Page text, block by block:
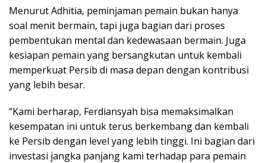
Menurut Adhitia, peminjaman pemain bukan hanya
soal menit bermain, tapi juga bagian dari proses
pembentukan mental dan kedewasaan bermain. Juga
kesiapan pemain yang bersangkutan untuk kembali
memperkuat Persib di masa depan dengan kontribusi
yang lebih besar.
“Kami berharap, Ferdiansyah bisa memaksimalkan
kesempatan ini untuk terus berkembang dan kembali
ke Persib dengan level yang lebih tinggi. Ini bagian dari
investasi jangka panjang kami terhadap para pemain